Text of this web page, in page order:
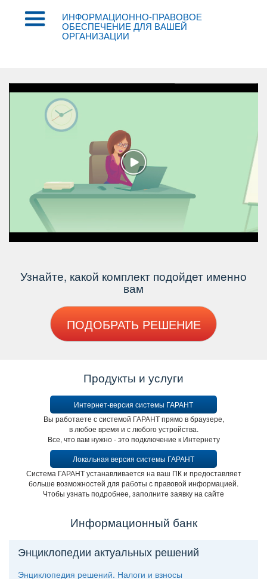
ИНФОРМАЦИОННО-ПРАВОВОЕ
ОБЕСПЕЧЕНИЕ ДЛЯ ВАШЕЙ
ОРГАНИЗАЦИИ
Узнайте, какой комплект подойдет именно
ам
ПОДОБРАТЬ РЕШЕНИЕ
Продукты и услуги
Интернет-версия системы ГАРАНТ
ы работаете с системой ГАРАНТ прямо в браузере,
любое время и с любого устройства.
се, что вам нужно - это подключение к Интернету
Локальная версия системы ГАРАНТ
Система ГАРАНТ устанавливается на ваш ПК и предоставляет
ольше возможностей для работы с правовой информацией.
Чтобы узнать подробнее, заполните заявку на сайте
Информационный банк
Энциклопедии актуальных решений
Энциклопедия решений. Налоги и взносы